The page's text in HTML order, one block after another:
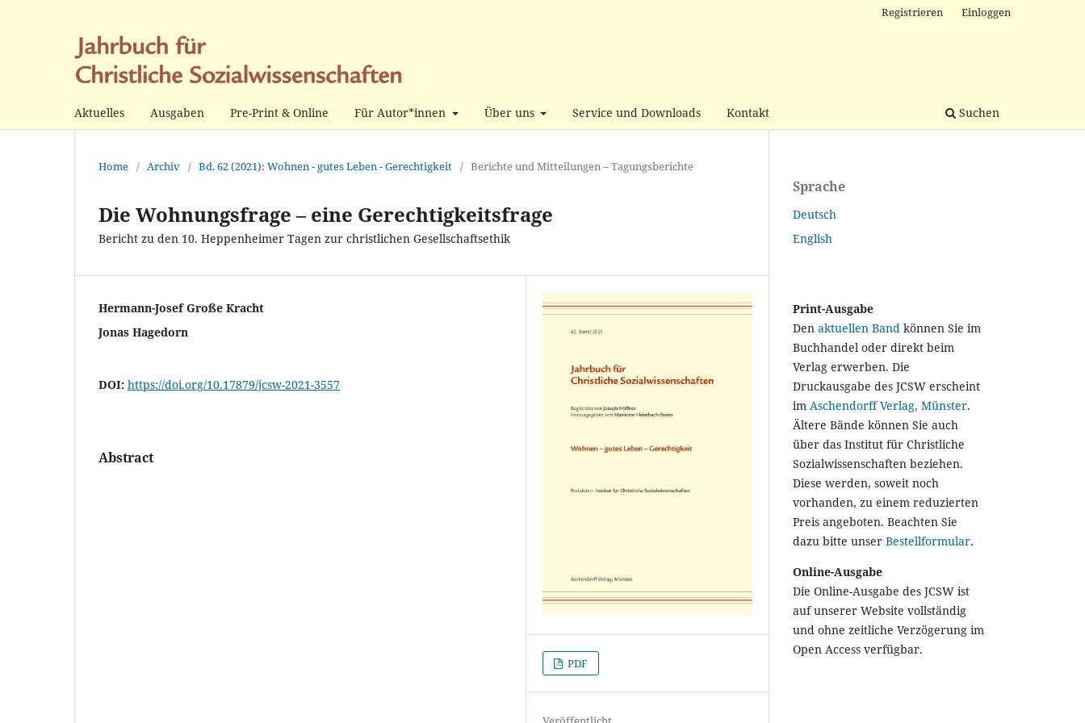
Aktuelles Ausgaben Pre-Print & Online Für Autor*innen Über uns Service und Downloads Kontakt Suchen
Registrieren Einloggen
Home / Archiv / Bd. 62 (2021): Wohnen - gutes Leben - Gerechtigkeit / Berichte und Mitteilungen – Tagungsberichte
Die Wohnungsfrage – eine Gerechtigkeitsfrage
Bericht zu den 10. Heppenheimer Tagen zur christlichen Gesellschaftsethik
Hermann-Josef Große Kracht
Jonas Hagedorn
DOI: https://doi.org/10.17879/jcsw-2021-3557
Abstract
PDF
Sprache
Deutsch
English
Print-Ausgabe
Den aktuellen Band können Sie im
Buchhandel oder direkt beim
Verlag erwerben. Die
Druckausgabe des JCSW erscheint
im Aschendorff Verlag, Münster.
Ältere Bände können Sie auch
über das Institut für Christliche
Sozialwissenschaften beziehen.
Diese werden, soweit noch
vorhanden, zu einem reduzierten
Preis angeboten. Beachten Sie
dazu bitte unser Bestellformular.
Online-Ausgabe
Die Online-Ausgabe des JCSW ist
auf unserer Website vollständig
und ohne zeitliche Verzögerung im
Open Access verfügbar.